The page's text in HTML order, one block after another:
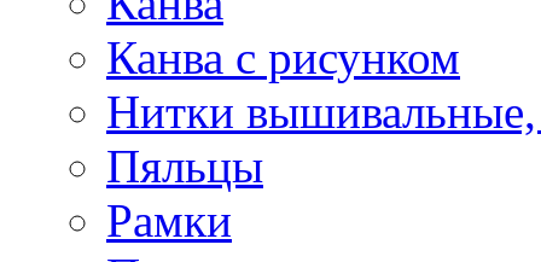
Канва с рисунком
Нитки
Пяльцы
Рамки